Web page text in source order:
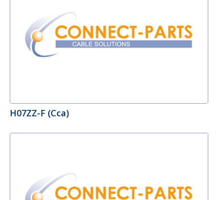
H07ZZ-F (Cca)